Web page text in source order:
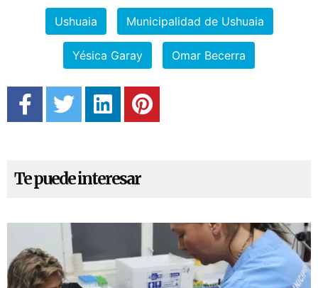
Ushuaia Municipalidad de Ushuaia
Yésica Garay Omar Becerra
Te puede interesar